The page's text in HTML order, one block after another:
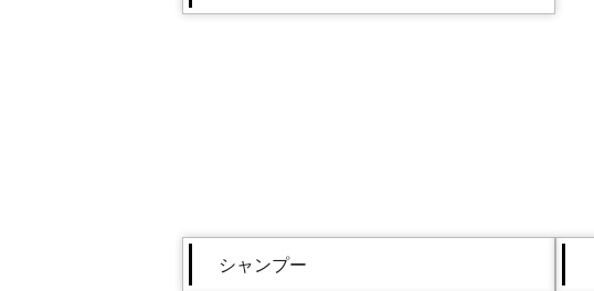
シャンプー